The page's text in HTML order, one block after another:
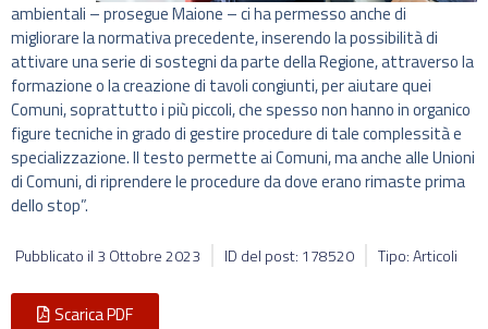
ambientali – prosegue Maione – ci ha permesso anche di
migliorare la normativa precedente, inserendo la possibilità di
attivare una serie di sostegni da parte della Regione, attraverso la
formazione o la creazione di tavoli congiunti, per aiutare quei
Comuni, soprattutto i più piccoli, che spesso non hanno in organico
figure tecniche in grado di gestire procedure di tale complessità e
specializzazione. Il testo permette ai Comuni, ma anche alle Unioni
di Comuni, di riprendere le procedure da dove erano rimaste prima
dello stop”.
Pubblicato il 3 Ottobre 2023 ID del post: 178520 Tipo: Articoli
Scarica PDF